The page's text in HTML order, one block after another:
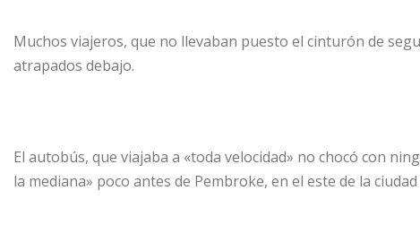
Muchos viajeros, que no llevaban puesto el cinturón de
atrapados debajo.
El autobús, que viajaba a «toda velocidad» no chocó con
la mediana» poco antes de Pembroke, en el este de la